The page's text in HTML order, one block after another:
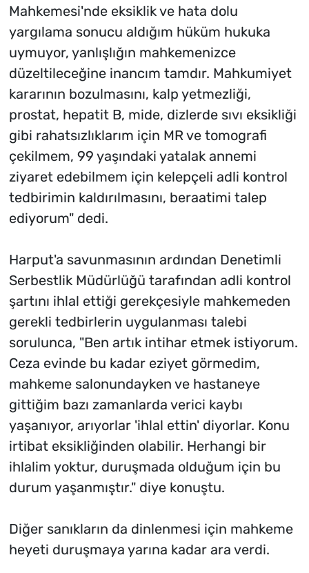
Mahkemesi'nde eksiklik ve hata dolu
yargılama sonucu aldığım hüküm hukuka
uymuyor, yanlışlığın mahkemenizce
düzeltileceğine inancım tamdır. Mahkumiyet
kararının bozulmasını, kalp yetmezliği,
prostat, hepatit B, mide, dizlerde sıvı eksikliği
gibi rahatsızlıklarım için MR ve tomografi
çekilmem, 99 yaşındaki yatalak annemi
ziyaret edebilmem için kelepçeli adli kontrol
tedbirimin kaldırılmasını, beraatimi talep
ediyorum" dedi.
Harput'a savunmasının ardından Denetimli
Serbestlik Müdürlüğü tarafından adli kontrol
şartını ihlal ettiği gerekçesiyle mahkemeden
gerekli tedbirlerin uygulanması talebi
sorulunca, "Ben artık intihar etmek istiyorum.
Ceza evinde bu kadar eziyet görmedim,
mahkeme salonundayken ve hastaneye
gittiğim bazı zamanlarda verici kaybı
yaşanıyor, arıyorlar 'ihlal ettin' diyorlar. Konu
irtibat eksikliğinden olabilir. Herhangi bir
ihlalim yoktur, duruşmada olduğum için bu
durum yaşanmıştır." diye konuştu.
Diğer sanıkların da dinlenmesi için mahkeme
heyeti duruşmaya yarına kadar ara verdi.